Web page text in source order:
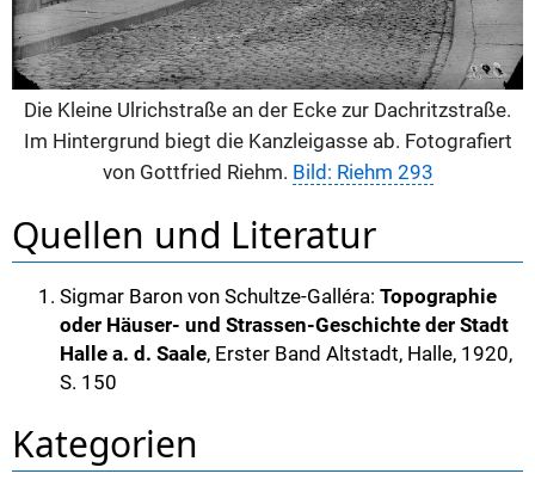
Die Kleine Ulrichstraße an der Ecke zur Dachritzstraße.
Im Hintergrund biegt die Kanzleigasse ab. Fotografiert
von Gottfried Riehm. Bild: Riehm 293
Quellen und Literatur
Sigmar Baron von Schultze-Galléra: Topographie
oder Häuser- und Strassen-Geschichte der Stadt
Halle a. d. Saale, Erster Band Altstadt, Halle, 1920,
S. 150
Kategorien